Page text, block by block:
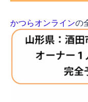
かつらオンラインの